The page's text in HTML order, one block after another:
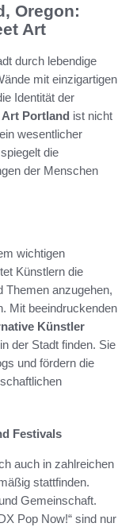
Oregon:
Art
durch lebendige
mit einzigartigen
Identität der
Portland ist nicht
wesentlicher
die
der Menschen
wichtigen
Künstlern die
Themen anzugehen,
Mit beeindruckenden
Künstler
der Stadt finden. Sie
und fördern die
Festivals
auch in zahlreichen
stattfinden.
Gemeinschaft.
Pop Now!“ sind nur